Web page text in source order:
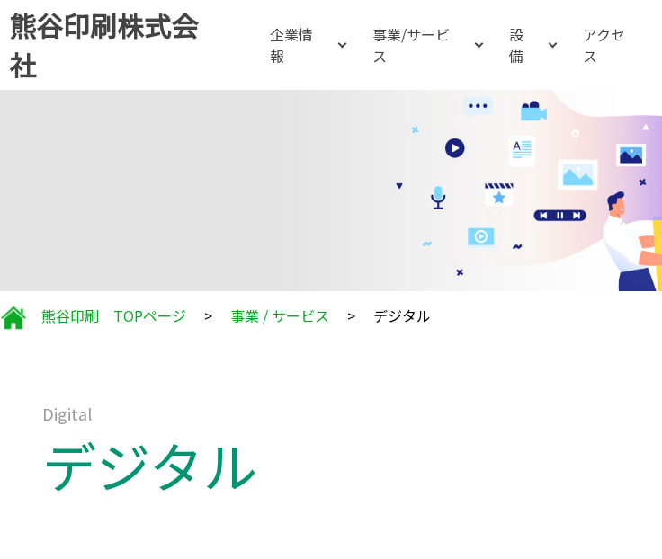
熊谷印刷株式会
社
企業情
報
事業/サービ
ス
設
備
アクセ
ス
熊谷印刷 TOPページ > 事業 / サービス > デジタル
Digital
デジタル